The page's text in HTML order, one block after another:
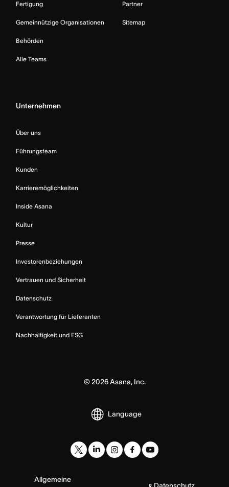
Fertigung
Gemeinnützige Organisationen
Behörden
Alle Teams
Partner
Sitemap
Unternehmen
Über uns
Führungsteam
Kunden
Karrieremöglichkeiten
Inside Asana
Kultur
Presse
Investorenbeziehungen
Vertrauen und Sicherheit
Datenschutz
Verantwortung für Lieferanten
Nachhaltigkeit und ESG
© 2026Asana, Inc.
Language
Allgemeine